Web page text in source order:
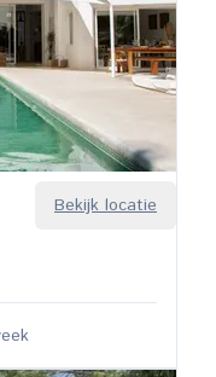
Bekijk locatie